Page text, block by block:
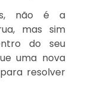
não é a
mas sim
do seu
uma nova
resolver